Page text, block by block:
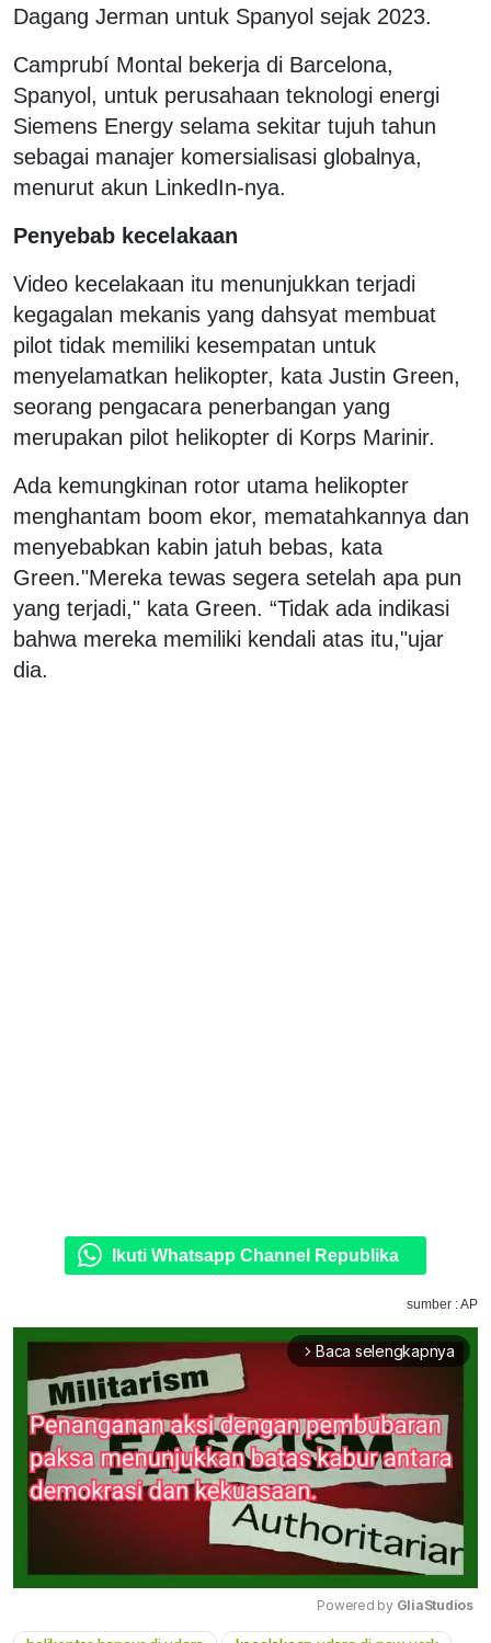
Dagang Jerman untuk Spanyol sejak 2023.
Camprubí Montal bekerja di Barcelona, ​​
Spanyol, untuk perusahaan teknologi energi
Siemens Energy selama sekitar tujuh tahun
sebagai manajer komersialisasi globalnya,
menurut akun LinkedIn-nya.
Penyebab kecelakaan
Video kecelakaan itu menunjukkan terjadi
kegagalan mekanis yang dahsyat membuat
pilot tidak memiliki kesempatan untuk
menyelamatkan helikopter, kata Justin Green,
seorang pengacara penerbangan yang
merupakan pilot helikopter di Korps Marinir.
Ada kemungkinan rotor utama helikopter
menghantam boom ekor, mematahkannya dan
menyebabkan kabin jatuh bebas, kata
Green."Mereka tewas segera setelah apa pun
yang terjadi," kata Green. “Tidak ada indikasi
bahwa mereka memiliki kendali atas itu,"ujar
dia.
Ikuti Whatsapp Channel Republika
sumber : AP
arrow_forward_ios Baca selengkapnya
Powered by GliaStudios